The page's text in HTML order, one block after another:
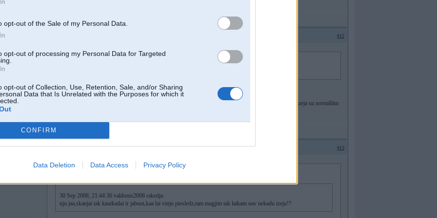
opt-out of the Sale of my Personal Data.
opt-out of processing my Personal Data for Targeted
opt-out of Collection, Use, Retention, Sale, and/or Sharing
Data that Is Unrelated with the Purposes for which it
CONFIRM
Data Deletion Data Access Privacy Policy
#12
Ir iespējams nopirkt speciāli paredzētu pārveidotāju,pareizi skaņas signāli ir no skaļruņiem.Un tam blociņam ir izeja uz normālām
#13
30 Sep 2008, 21:44:36 valdonis2008 rakstīja:
nju jaa,skanjai tak kautkadai ir jabuut,kaa lai vinju piesledz,tam magjim tak laikam nav nekadu izeju!?